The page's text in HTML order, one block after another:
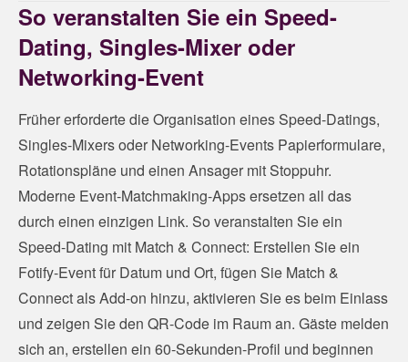
So veranstalten Sie ein Speed-
Dating, Singles-Mixer oder
Networking-Event
Früher erforderte die Organisation eines Speed-Datings,
Singles-Mixers oder Networking-Events Papierformulare,
Rotationspläne und einen Ansager mit Stoppuhr.
Moderne Event-Matchmaking-Apps ersetzen all das
durch einen einzigen Link. So veranstalten Sie ein
Speed-Dating mit Match & Connect: Erstellen Sie ein
Fotify-Event für Datum und Ort, fügen Sie Match &
Connect als Add-on hinzu, aktivieren Sie es beim Einlass
und zeigen Sie den QR-Code im Raum an. Gäste melden
sich an, erstellen ein 60-Sekunden-Profil und beginnen